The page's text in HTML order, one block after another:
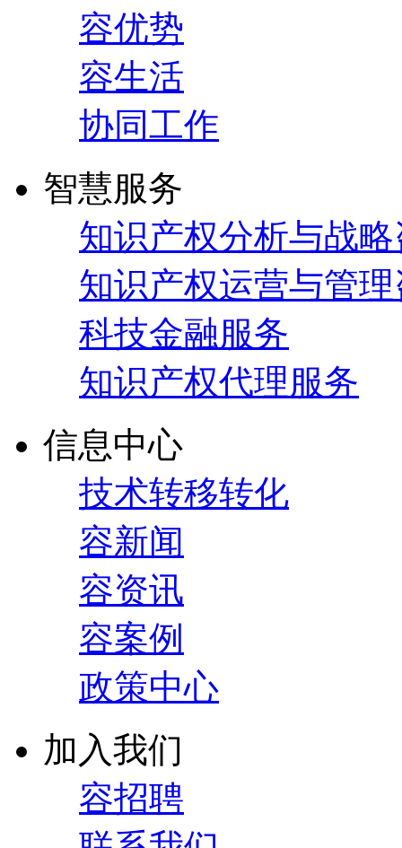
容优势
容生活
协同工作
智慧服务
知识产权分析与战
知识产权运营与管
科技金融服务
知识产权代理服务
信息中心
技术转移转化
容新闻
容资讯
容案例
政策中心
加入我们
容招聘